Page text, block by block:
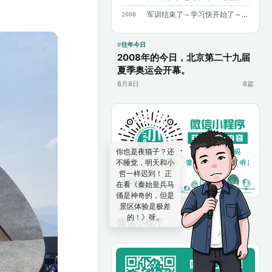
2008 军训结束了～学习快开始了～加油～加油～
往年今日
2008年的今日，北京第二十九届
夏季奥运会开幕。
8月8日 8篇
扫码访问
微信小程序
这篇归在四处溜
达，顺着这个分类
翻旧文也不错。